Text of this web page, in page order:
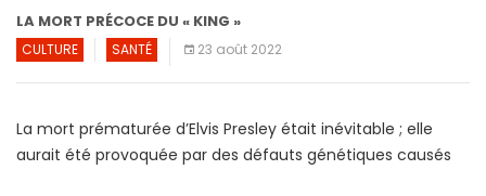
LA MORT PRÉCOCE DU « KING »
CULTURE SANTÉ 23 août 2022
La mort prématurée d’Elvis Presley était inévitable ; elle
aurait été provoquée par des défauts génétiques causés